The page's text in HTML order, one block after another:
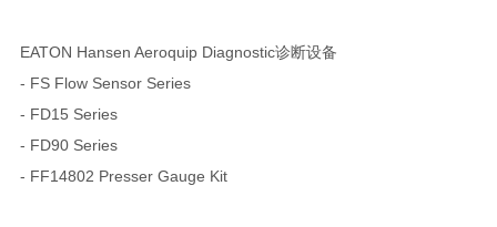
EATON Hansen Aeroquip Diagnostic诊断设备
- FS Flow Sensor Series
- FD15 Series
- FD90 Series
- FF14802 Presser Gauge Kit